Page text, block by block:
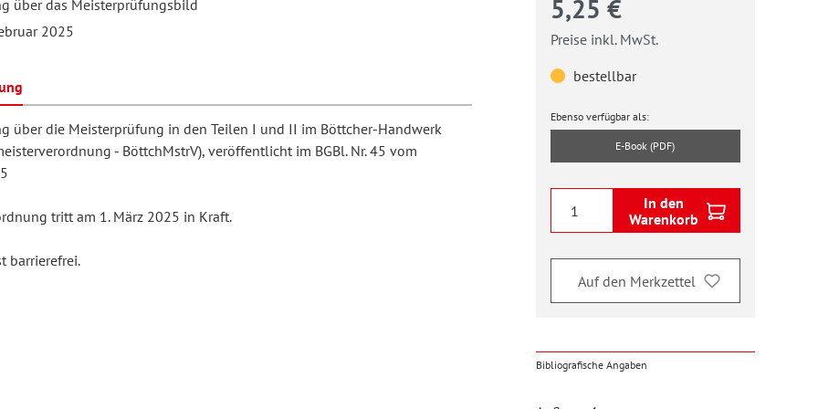
und Unterrichtsforschung
und
Forum
über das Meisterprüfungsbild
2025
über die Meisterprüfung in den Teilen I und II im Böttcher-Handwerk
- BöttchMstrV), veröffentlicht im BGBl. Nr. 45 vom
tritt am 1. März 2025 in Kraft.
barrierefrei.
5,25 €
Preise inkl. MwSt.
bestellbar
Ebenso verfügbar als:
E-Book (PDF)
In den
Warenkorb
Auf den Merkzettel
Bibliografische Angaben